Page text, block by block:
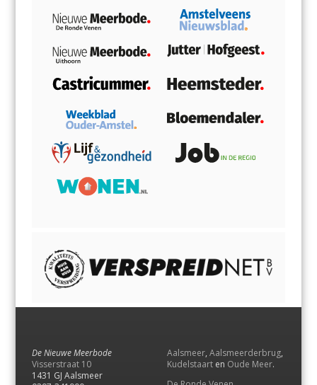
De Nieuwe Meerbode
Visserstraat 10
1431 GJ Aalsmeer
Aalsmeer, Aalsmeerderbrug,
Kudelstaart en Oude Meer.